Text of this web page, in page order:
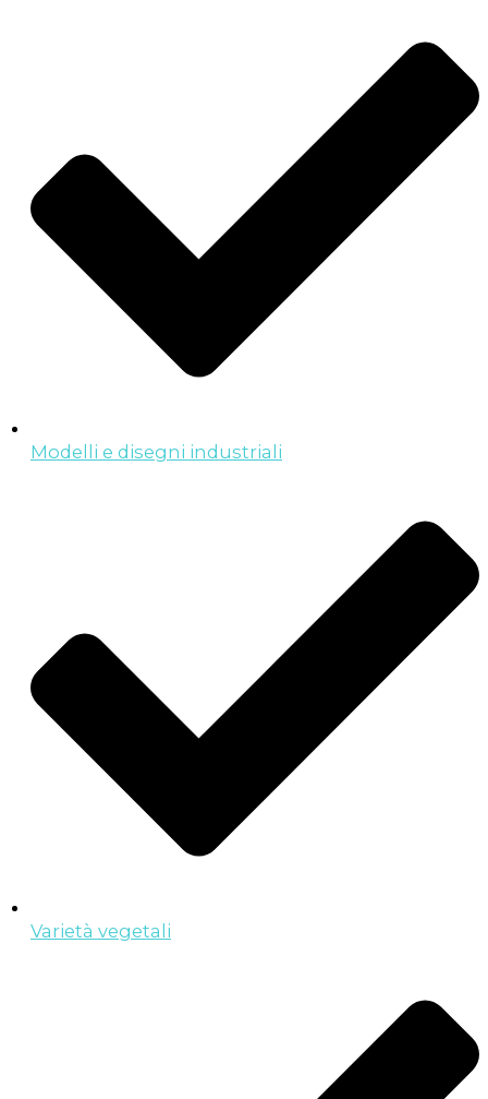
Modelli e disegni industriali
Varietà vegetali